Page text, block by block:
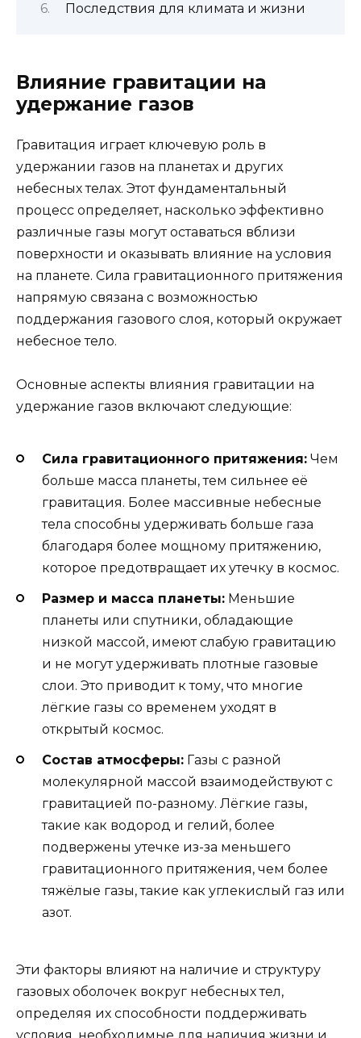
Последствия для климата и жизни
Влияние гравитации на
удержание газов
Гравитация играет ключевую роль в
удержании газов на планетах и других
небесных телах. Этот фундаментальный
процесс определяет, насколько эффективно
различные газы могут оставаться вблизи
поверхности и оказывать влияние на условия
на планете. Сила гравитационного притяжения
напрямую связана с возможностью
поддержания газового слоя, который окружает
небесное тело.
Основные аспекты влияния гравитации на
удержание газов включают следующие:
Сила гравитационного притяжения: Чем
больше масса планеты, тем сильнее её
гравитация. Более массивные небесные
тела способны удерживать больше газа
благодаря более мощному притяжению,
которое предотвращает их утечку в космос.
Размер и масса планеты: Меньшие
планеты или спутники, обладающие
низкой массой, имеют слабую гравитацию
и не могут удерживать плотные газовые
слои. Это приводит к тому, что многие
лёгкие газы со временем уходят в
открытый космос.
Состав атмосферы: Газы с разной
молекулярной массой взаимодействуют с
гравитацией по-разному. Лёгкие газы,
такие как водород и гелий, более
подвержены утечке из-за меньшего
гравитационного притяжения, чем более
тяжёлые газы, такие как углекислый газ или
азот.
Эти факторы влияют на наличие и структуру
газовых оболочек вокруг небесных тел,
определяя их способности поддерживать
условия, необходимые для наличия жизни и